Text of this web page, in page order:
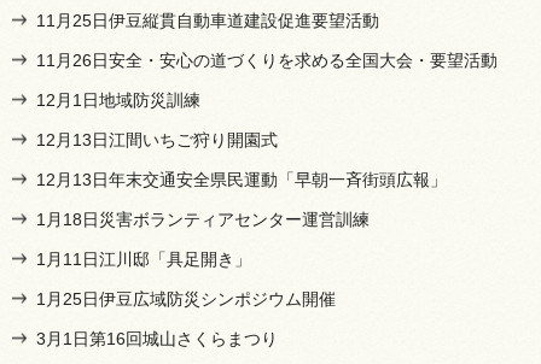
11月25日伊豆縦貫自動車道建設促進要望活動
11月26日安全・安心の道づくりを求める全国大会・要望活動
12月1日地域防災訓練
12月13日江間いちご狩り開園式
12月13日年末交通安全県民運動「早朝一斉街頭広報」
1月18日災害ボランティアセンター運営訓練
1月11日江川邸「具足開き」
1月25日伊豆広域防災シンポジウム開催
3月1日第16回城山さくらまつり